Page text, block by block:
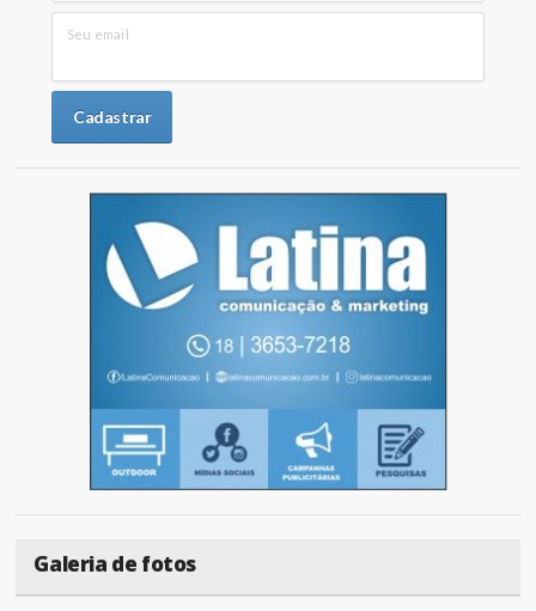
Seu email
Galeria de fotos